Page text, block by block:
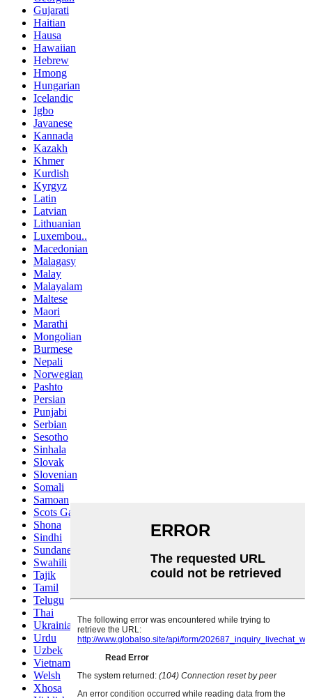
Gujarati
Haitian
Hausa
Hawaiian
Hebrew
Hmong
Hungarian
Icelandic
Igbo
Javanese
Kannada
Kazakh
Khmer
Kurdish
Kyrgyz
Latin
Latvian
Lithuanian
Luxembou..
Macedonian
Malagasy
Malay
Malayalam
Maltese
Maori
Marathi
Mongolian
Burmese
Nepali
Norwegian
Pashto
Persian
Punjabi
Serbian
Sesotho
Sinhala
Slovak
Slovenian
Somali
Samoan
Scots Gaelic
Shona
Sindhi
Sundanese
Swahili
Tajik
Tamil
Telugu
Thai
Ukrainian
Urdu
Uzbek
Vietnamese
Welsh
Xhosa